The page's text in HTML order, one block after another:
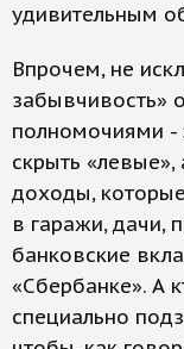
удивительным
Впрочем, не
забывчивость»
полномочиями -
скрыть
доходы, которые
в гаражи, дачи,
банковские
«Сбербанке». А
специально